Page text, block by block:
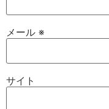
メール ※
サイト